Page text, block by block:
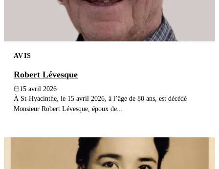
AVIS
Robert Lévesque
15 avril 2026
À St-Hyacinthe, le 15 avril 2026, à l’âge de 80 ans, est décédé
Monsieur Robert Lévesque, époux de...